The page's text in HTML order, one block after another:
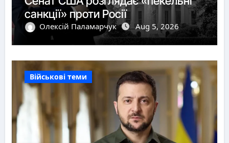
санкції» проти Росії
Олексій Паламарчук Aug 5, 2026
Військові теми